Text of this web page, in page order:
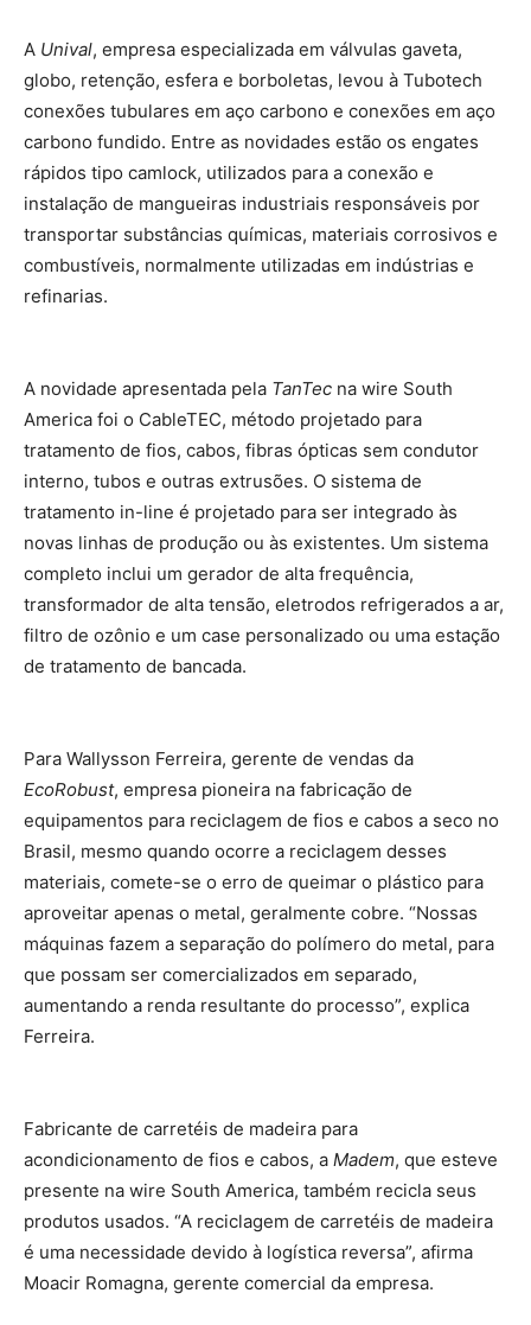
A Unival, empresa especializada em válvulas gaveta,
globo, retenção, esfera e borboletas, levou à Tubotech
conexões tubulares em aço carbono e conexões em aço
carbono fundido. Entre as novidades estão os engates
rápidos tipo camlock, utilizados para a conexão e
instalação de mangueiras industriais responsáveis por
transportar substâncias químicas, materiais corrosivos e
combustíveis, normalmente utilizadas em indústrias e
refinarias.
A novidade apresentada pela TanTec na wire South
America foi o CableTEC, método projetado para
tratamento de fios, cabos, fibras ópticas sem condutor
interno, tubos e outras extrusões. O sistema de
tratamento in-line é projetado para ser integrado às
novas linhas de produção ou às existentes. Um sistema
completo inclui um gerador de alta frequência,
transformador de alta tensão, eletrodos refrigerados a ar,
filtro de ozônio e um case personalizado ou uma estação
de tratamento de bancada.
Para Wallysson Ferreira, gerente de vendas da
EcoRobust, empresa pioneira na fabricação de
equipamentos para reciclagem de fios e cabos a seco no
Brasil, mesmo quando ocorre a reciclagem desses
materiais, comete-se o erro de queimar o plástico para
aproveitar apenas o metal, geralmente cobre. “Nossas
máquinas fazem a separação do polímero do metal, para
que possam ser comercializados em separado,
aumentando a renda resultante do processo”, explica
Ferreira.
Fabricante de carretéis de madeira para
acondicionamento de fios e cabos, a Madem, que esteve
presente na wire South America, também recicla seus
produtos usados. “A reciclagem de carretéis de madeira
é uma necessidade devido à logística reversa”, afirma
Moacir Romagna, gerente comercial da empresa.